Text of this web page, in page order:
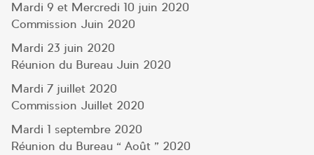
Mardi 9 et Mercredi 10 juin 2020
Commission Juin 2020
Mardi 23 juin 2020
Réunion du Bureau Juin 2020
Mardi 7 juillet 2020
Commission Juillet 2020
Mardi 1 septembre 2020
Réunion du Bureau « Août » 2020